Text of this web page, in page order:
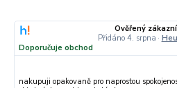
Ověřený
Přidáno 4. srpna ·
Doporučuje obchod
nakupuji opakovaně pro naprostou